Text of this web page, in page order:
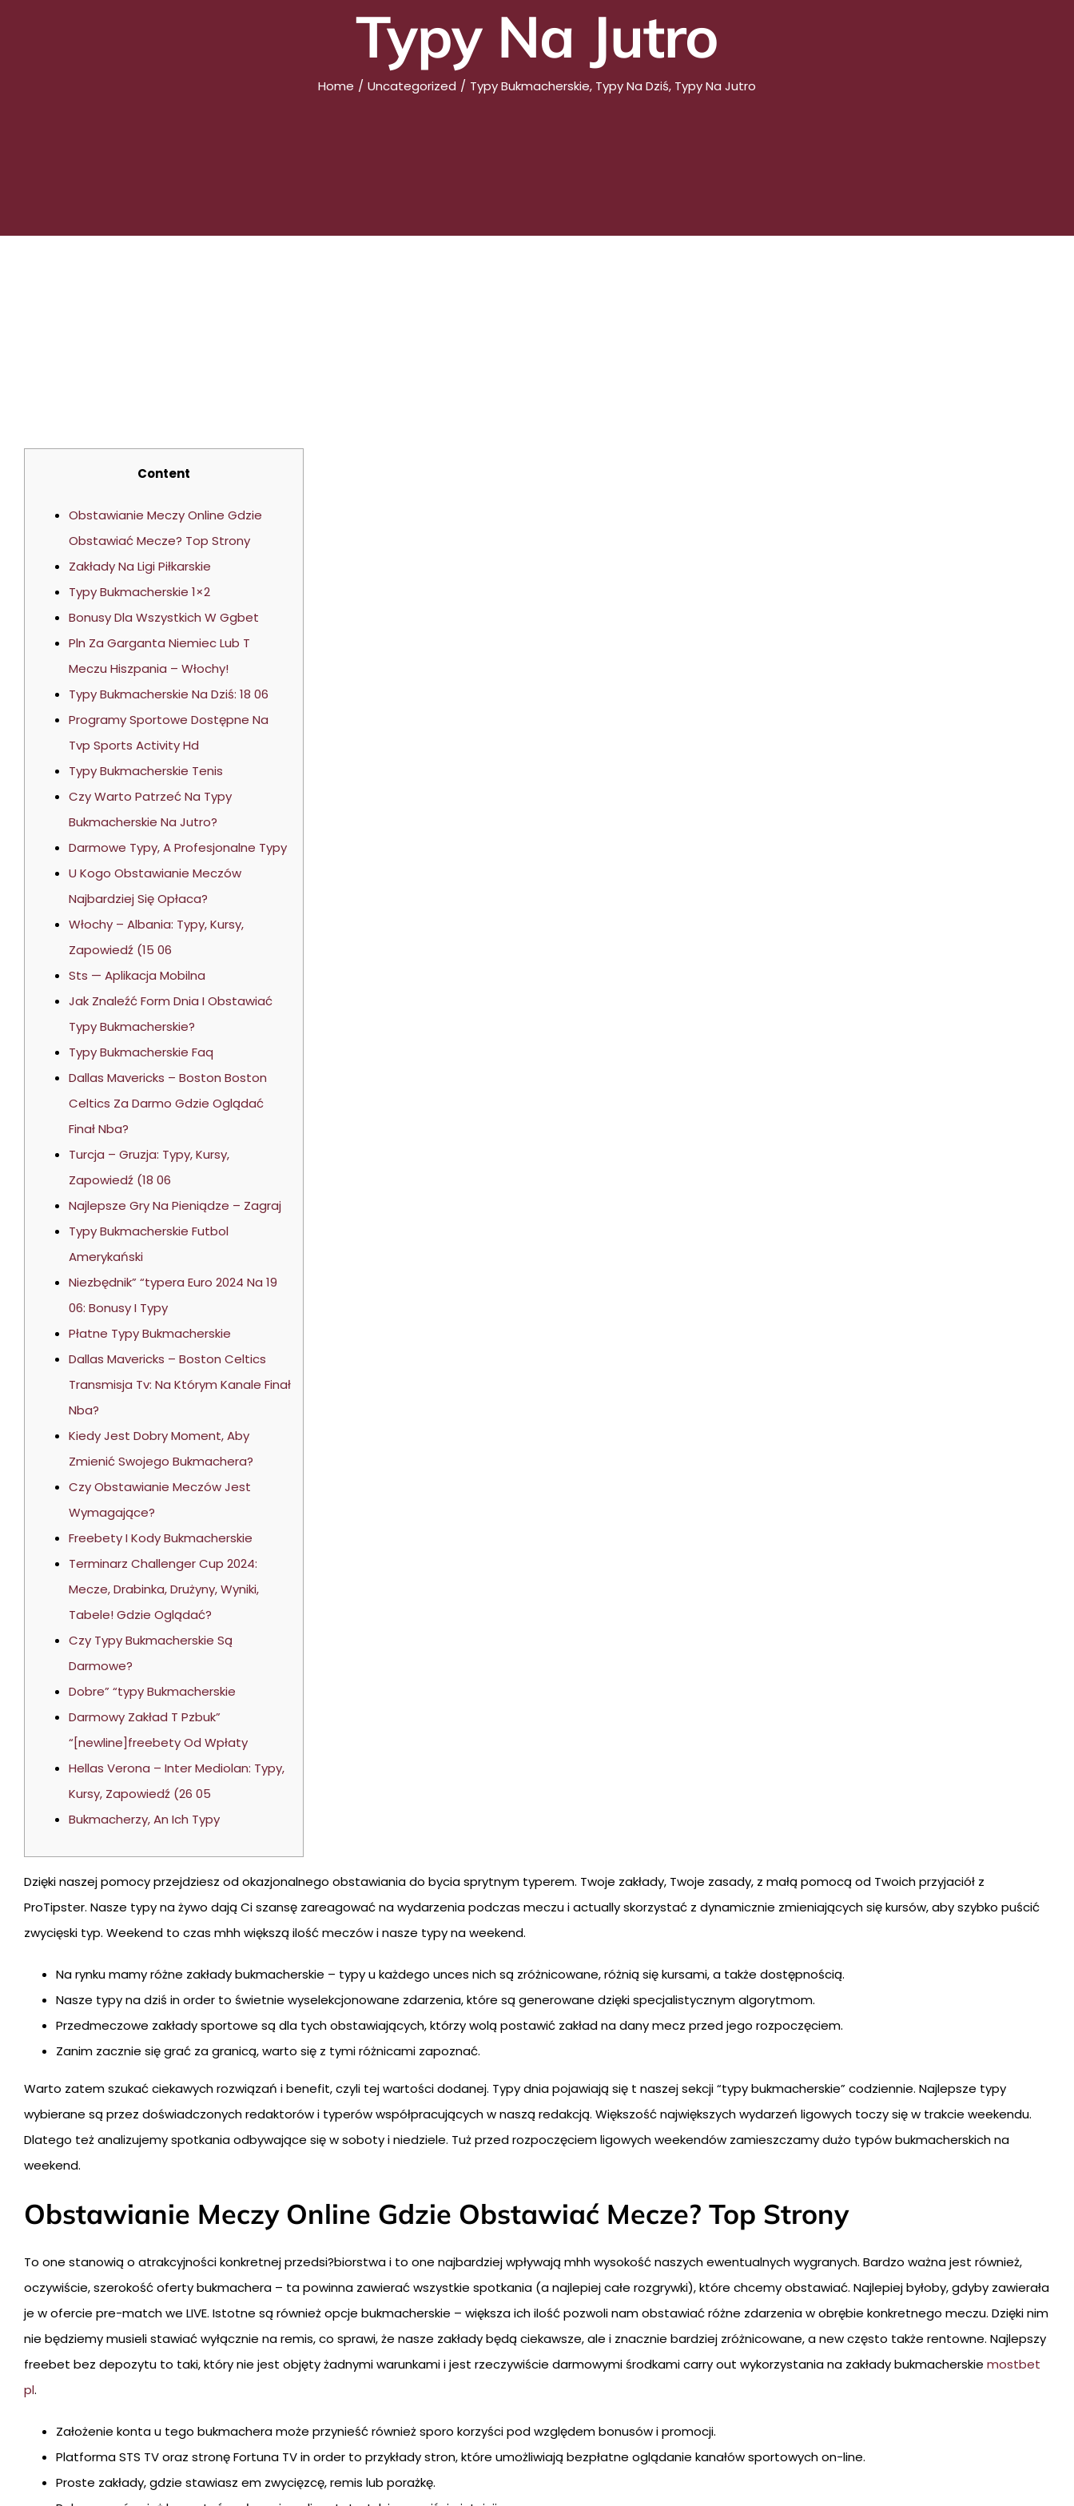
Typy Na Jutro
Home Uncategorized Typy Bukmacherskie, Typy Na Dziś, Typy Na Jutro
Content
Obstawianie Meczy Online Gdzie
Obstawiać Mecze? Top Strony
Zakłady Na Ligi Piłkarskie
Typy Bukmacherskie 1×2
Bonusy Dla Wszystkich W Ggbet
Pln Za Garganta Niemiec Lub T
Meczu Hiszpania – Włochy!
Typy Bukmacherskie Na Dziś: 18 06
Programy Sportowe Dostępne Na
Tvp Sports Activity Hd
Typy Bukmacherskie Tenis
Czy Warto Patrzeć Na Typy
Bukmacherskie Na Jutro?
Darmowe Typy, A Profesjonalne Typy
U Kogo Obstawianie Meczów
Najbardziej Się Opłaca?
Włochy – Albania: Typy, Kursy,
Zapowiedź (15 06
Sts — Aplikacja Mobilna
Jak Znaleźć Form Dnia I Obstawiać
Typy Bukmacherskie?
Typy Bukmacherskie Faq
Dallas Mavericks – Boston Boston
Celtics Za Darmo Gdzie Oglądać
Finał Nba?
Turcja – Gruzja: Typy, Kursy,
Zapowiedź (18 06
Najlepsze Gry Na Pieniądze – Zagraj
Typy Bukmacherskie Futbol
Amerykański
Niezbędnik” “typera Euro 2024 Na 19
06: Bonusy I Typy
Płatne Typy Bukmacherskie
Dallas Mavericks – Boston Celtics
Transmisja Tv: Na Którym Kanale Finał
Nba?
Kiedy Jest Dobry Moment, Aby
Zmienić Swojego Bukmachera?
Czy Obstawianie Meczów Jest
Wymagające?
Freebety I Kody Bukmacherskie
Terminarz Challenger Cup 2024:
Mecze, Drabinka, Drużyny, Wyniki,
Tabele! Gdzie Oglądać?
Czy Typy Bukmacherskie Są
Darmowe?
Dobre” “typy Bukmacherskie
Darmowy Zakład T Pzbuk”
“[newline]freebety Od Wpłaty
Hellas Verona – Inter Mediolan: Typy,
Kursy, Zapowiedź (26 05
Bukmacherzy, An Ich Typy
Dzięki naszej pomocy przejdziesz od okazjonalnego obstawiania do bycia sprytnym typerem. Twoje zakłady, Twoje zasady, z małą pomocą od Twoich przyjaciół z
ProTipster. Nasze typy na żywo dają Ci szansę zareagować na wydarzenia podczas meczu i actually skorzystać z dynamicznie zmieniających się kursów, aby szybko puścić
zwycięski typ. Weekend to czas mhh większą ilość meczów i nasze typy na weekend.
Na rynku mamy różne zakłady bukmacherskie – typy u każdego unces nich są zróżnicowane, różnią się kursami, a także dostępnością.
Nasze typy na dziś in order to świetnie wyselekcjonowane zdarzenia, które są generowane dzięki specjalistycznym algorytmom.
Przedmeczowe zakłady sportowe są dla tych obstawiających, którzy wolą postawić zakład na dany mecz przed jego rozpoczęciem.
Zanim zacznie się grać za granicą, warto się z tymi różnicami zapoznać.
Warto zatem szukać ciekawych rozwiązań i benefit, czyli tej wartości dodanej. Typy dnia pojawiają się t naszej sekcji “typy bukmacherskie” codziennie. Najlepsze typy
wybierane są przez doświadczonych redaktorów i typerów współpracujących w naszą redakcją. Większość największych wydarzeń ligowych toczy się w trakcie weekendu.
Dlatego też analizujemy spotkania odbywające się w soboty i niedziele. Tuż przed rozpoczęciem ligowych weekendów zamieszczamy dużo typów bukmacherskich na
weekend.
Obstawianie Meczy Online Gdzie Obstawiać Mecze? Top Strony
To one stanowią o atrakcyjności konkretnej przedsi?biorstwa i to one najbardziej wpływają mhh wysokość naszych ewentualnych wygranych. Bardzo ważna jest również,
oczywiście, szerokość oferty bukmachera – ta powinna zawierać wszystkie spotkania (a najlepiej całe rozgrywki), które chcemy obstawiać. Najlepiej byłoby, gdyby zawierała
je w ofercie pre-match we LIVE. Istotne są również opcje bukmacherskie – większa ich ilość pozwoli nam obstawiać różne zdarzenia w obrębie konkretnego meczu. Dzięki nim
nie będziemy musieli stawiać wyłącznie na remis, co sprawi, że nasze zakłady będą ciekawsze, ale i znacznie bardziej zróżnicowane, a new często także rentowne. Najlepszy
freebet bez depozytu to taki, który nie jest objęty żadnymi warunkami i jest rzeczywiście darmowymi środkami carry out wykorzystania na zakłady bukmacherskie mostbet
pl.
Założenie konta u tego bukmachera może przynieść również sporo korzyści pod względem bonusów i promocji.
Platforma STS TV oraz stronę Fortuna TV in order to przykłady stron, które umożliwiają bezpłatne oglądanie kanałów sportowych on-line.
Proste zakłady, gdzie stawiasz em zwycięzcę, remis lub porażkę.